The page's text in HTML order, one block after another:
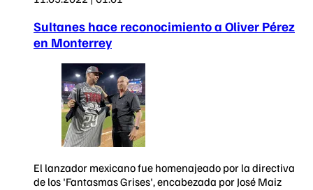
Sultanes hace reconocimiento a Oliver Pérez
en Monterrey
El lanzador mexicano fue homenajeado por la directiva
de los 'Fantasmas Grises', encabezada por José Maiz